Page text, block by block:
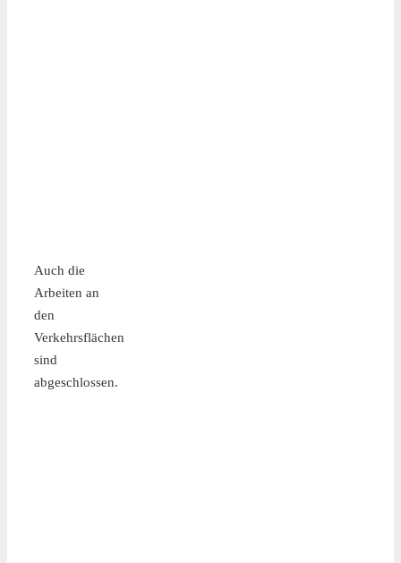
Auch die
Arbeiten an
den
Verkehrsflächen
sind
abgeschlossen.